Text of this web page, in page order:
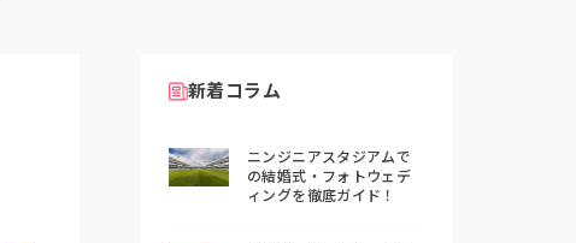
新着コラム
ニンジニアスタジアムで
の結婚式・フォトウェデ
ィングを徹底ガイド！